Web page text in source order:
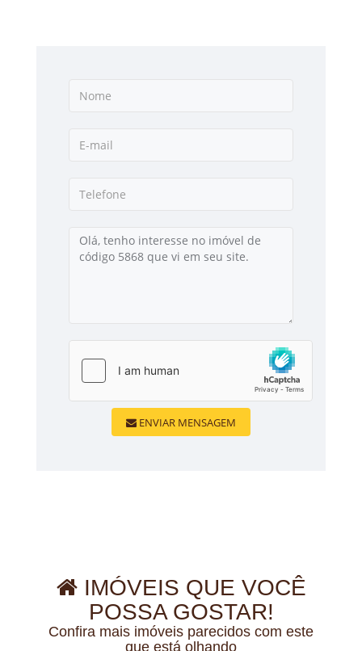
ENVIAR MENSAGEM
IMÓVEIS QUE VOCÊ
POSSA GOSTAR!
Confira mais imóveis parecidos com este
que está olhando